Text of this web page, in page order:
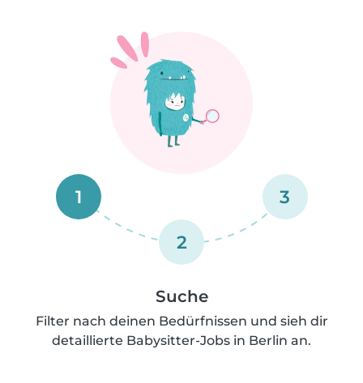
1
2
3
Suche
Filter nach deinen Bedürfnissen und sieh dir
detaillierte Babysitter-Jobs in Berlin an.